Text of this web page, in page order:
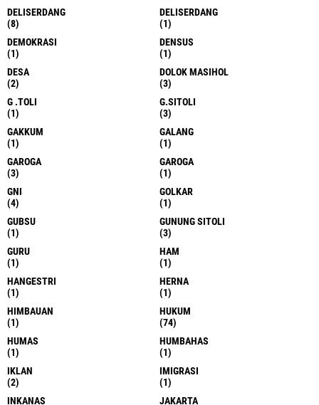
DELISERDANG
(8)
DELISERDANG
(1)
DEMOKRASI
(1)
DENSUS
(1)
DESA
(2)
DOLOK MASIHOL
(3)
G .TOLI
(1)
G.SITOLI
(3)
GAKKUM
(1)
GALANG
(1)
GAROGA
(3)
GAROGA
(1)
GNI
(4)
GOLKAR
(1)
GUBSU
(1)
GUNUNG SITOLI
(3)
GURU
(1)
HAM
(1)
HANGESTRI
(1)
HERNA
(1)
HIMBAUAN
(1)
HUKUM
(74)
HUMAS
(1)
HUMBAHAS
(1)
IKLAN
(2)
IMIGRASI
(1)
INKANAS
JAKARTA